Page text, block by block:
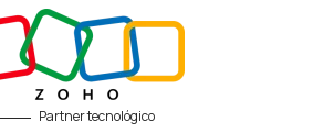
Partner tecnológico